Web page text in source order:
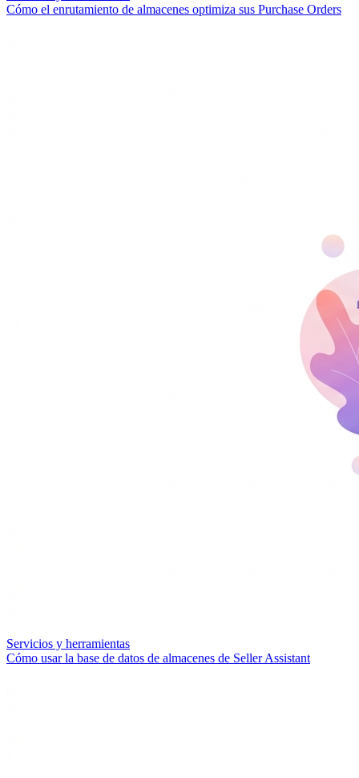
Cómo el enrutamiento de almacenes optimiza sus Purchase Orders
Servicios y herramientas
Cómo usar la base de datos de almacenes de Seller Assistant